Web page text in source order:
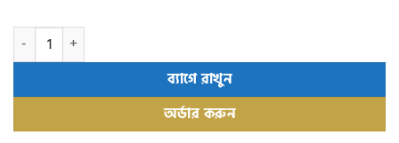
ঈদ স্পেশাল কম্বো অফার – কাপল সেট quantity
ব্যাগে রাখুন
অর্ডার করুন